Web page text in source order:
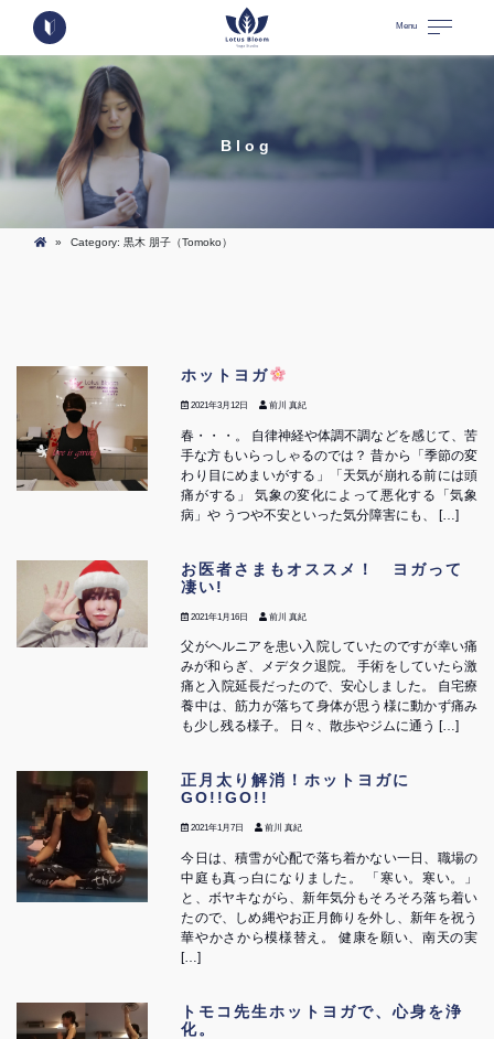
Menu
Blog
» Category: 黒木 朋子（Tomoko）
ホットヨガ
2021年3月12日 前川 真紀
春・・・。 自律神経や体調不調などを感じて、苦
手な方もいらっしゃるのでは？ 昔から「季節の変
わり目にめまいがする」「天気が崩れる前には頭
痛がする」 気象の変化によって悪化する「気象
病」や うつや不安といった気分障害にも、 […]
お医者さまもオススメ！ ヨガって
凄い!
2021年1月16日 前川 真紀
父がヘルニアを患い入院していたのですが幸い痛
みが和らぎ、メデタク退院。 手術をしていたら激
痛と入院延長だったので、安心しました。 自宅療
養中は、筋力が落ちて身体が思う様に動かず痛み
も少し残る様子。 日々、散歩やジムに通う […]
正月太り解消！ホットヨガに
GO!!GO!!
2021年1月7日 前川 真紀
今日は、積雪が心配で落ち着かない一日、職場の
中庭も真っ白になりました。 「寒い。寒い。」
と、ボヤキながら、新年気分もそろそろ落ち着い
たので、しめ縄やお正月飾りを外し、新年を祝う
華やかさから模様替え。 健康を願い、南天の実
[…]
トモコ先生ホットヨガで、心身を浄
化。